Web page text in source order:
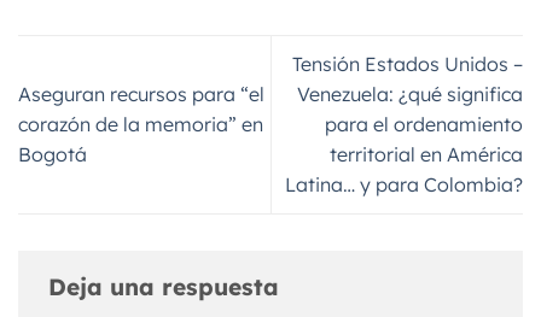
Aseguran recursos para “el
corazón de la memoria” en
Bogotá
Tensión Estados Unidos –
Venezuela: ¿qué significa
para el ordenamiento
territorial en América
Latina… y para Colombia?
Deja una respuesta